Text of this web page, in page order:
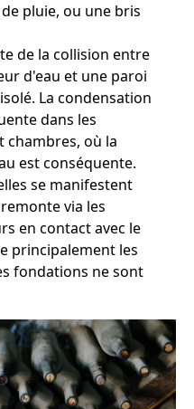
pluie, ou une bris
de la collision entre
d'eau et une paroi
La condensation
dans les
chambres, où la
est conséquente.
se manifestent
via les
en contact avec le
principalement les
fondations ne sont